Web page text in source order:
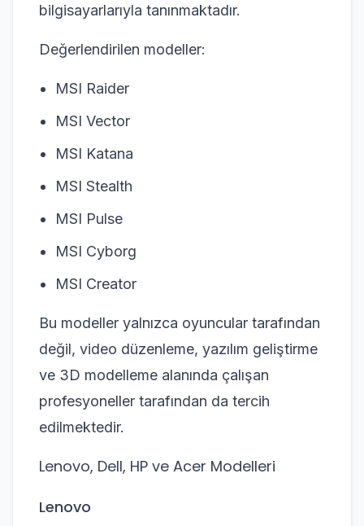
bilgisayarlarıyla tanınmaktadır.
Değerlendirilen modeller:
MSI Raider
MSI Vector
MSI Katana
MSI Stealth
MSI Pulse
MSI Cyborg
MSI Creator
Bu modeller yalnızca oyuncular tarafından
değil, video düzenleme, yazılım geliştirme
ve 3D modelleme alanında çalışan
profesyoneller tarafından da tercih
edilmektedir.
Lenovo, Dell, HP ve Acer Modelleri
Lenovo